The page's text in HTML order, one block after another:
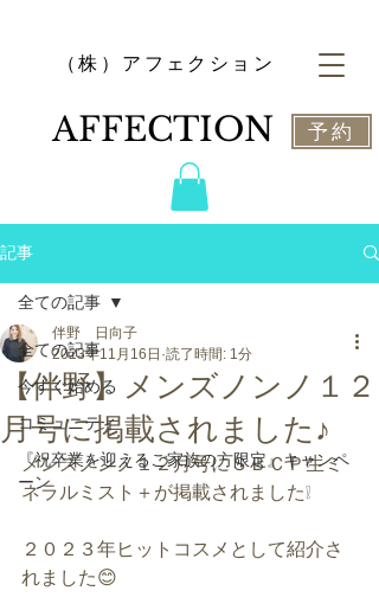
​（株）アフェクション
​AFFECTION 予約
記事
全ての記事
今すぐ始める
コミュニティ
『祝卒業を迎えるご家族の方限定』キャンペ
ーン
全ての記事
【伴野】メンズノンノ１２
月号に掲載されました♪
伴野 日向子
2023年11月16日 読了時間: 1分
メンズノンノ１２月号にＳＢＣＰ生ミ
ネラルミスト＋が掲載されました❕
２０２３年ヒットコスメとして紹介さ
れました😊